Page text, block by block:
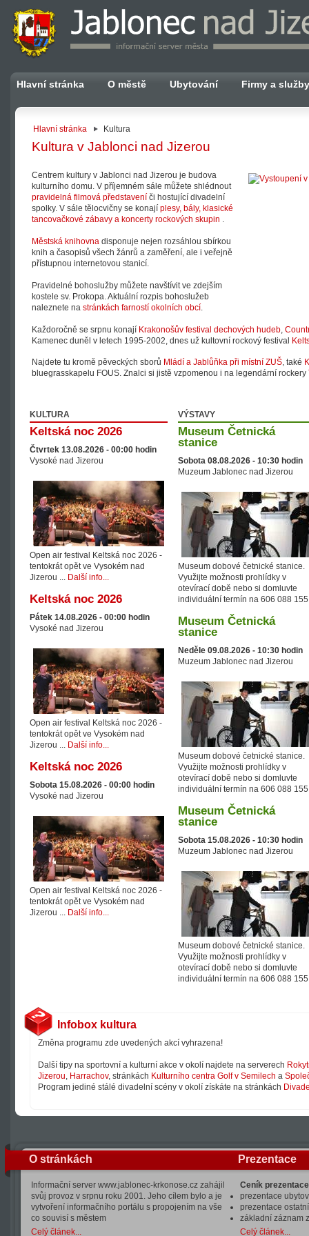
Hlavní stránka O městě Ubytování Firmy a služby
Hlavní stránka Kultura
Kultura v Jablonci nad Jizerou
Centrem kultury v Jablonci nad Jizerou je budova
kulturního domu. V příjemném sále můžete shlédnout
pravidelná filmová představení či hostující divadelní
spolky. V sále tělocvičny se konají plesy, bály, klasické
tancovačkové zábavy a koncerty rockových skupin .
Městská knihovna disponuje nejen rozsáhlou sbírkou
knih a časopisů všech žánrů a zaměření, ale i veřejně
přístupnou internetovou stanicí.
Pravidelné bohoslužby můžete navštívit ve zdejším
kostele sv. Prokopa. Aktuální rozpis bohoslužeb
naleznete na stránkách farností okolních obcí.
Každoročně se srpnu konají Krakonošův festival dechových hudeb,
Kamenec duněl v letech 1995-2002, dnes už kultovní rockový festival
Najdete tu kromě pěveckých sborů Mládí a Jablůňka při místní ZUŠ, také
bluegrasskapelu FOUS. Znalci si jistě vzpomenou i na legendární rockery
KULTURA
Keltská noc 2026
Čtvrtek 13.08.2026 - 00:00 hodin
Vysoké nad Jizerou
Open air festival Keltská noc 2026 -
tentokrát opět ve Vysokém nad
Jizerou ... Další info...
Keltská noc 2026
Pátek 14.08.2026 - 00:00 hodin
Vysoké nad Jizerou
Open air festival Keltská noc 2026 -
tentokrát opět ve Vysokém nad
Jizerou ... Další info...
Keltská noc 2026
Sobota 15.08.2026 - 00:00 hodin
Vysoké nad Jizerou
Open air festival Keltská noc 2026 -
tentokrát opět ve Vysokém nad
Jizerou ... Další info...
VÝSTAVY
Museum Četnická
stanice
Sobota 08.08.2026 - 10:30hodin
Muzeum Jablonec nad Jizerou
Museum dobové četnické stanice.
Využijte možnosti prohlídky v
otevírací době nebo si domluvte
individuální termín na 606 088
Museum Četnická
stanice
Neděle 09.08.2026 - 10:30hodin
Muzeum Jablonec nad Jizerou
Museum dobové četnické stanice.
Využijte možnosti prohlídky v
otevírací době nebo si domluvte
individuální termín na 606 088
Museum Četnická
stanice
Sobota 15.08.2026 - 10:30hodin
Muzeum Jablonec nad Jizerou
Museum dobové četnické stanice.
Využijte možnosti prohlídky v
otevírací době nebo si domluvte
individuální termín na 606 088
Infobox kultura
Změna programu zde uvedených akcí vyhrazena!
Další tipy na sportovní a kulturní akce v okolí najdete na serverech
Jizerou, Harrachov, stránkách Kulturního centra Golf v Semilech a
Program jediné stálé divadelní scény v okolí získáte na stránkách
O stránkách
Informační server www.jablonec-krkonose.cz zahájil
svůj provoz v srpnu roku 2001. Jeho cílem bylo a je
vytvoření informačního portálu s propojením na vše
co souvisí s městem
Celý článek...
Prezentace
Ceník
prezentace
prezentace
základní záznam
Celý článek...